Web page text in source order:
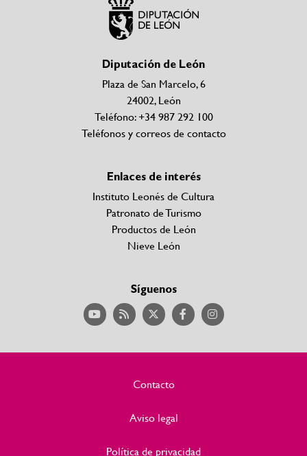
Diputación de León
Plaza de San Marcelo, 6
24002, León
Teléfono: +34 987 292 100
Teléfonos y correos de contacto
Enlaces de interés
Instituto Leonés de Cultura
Patronato de Turismo
Productos de León
Nieve León
Síguenos
Contacto
Aviso legal
Política de privacidad